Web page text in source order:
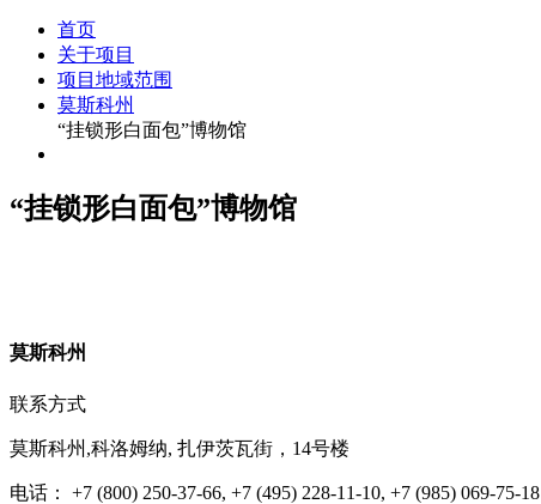
首页
关于项目
项目地域范围
莫斯科州
“挂锁形白面包”博物馆
“挂锁形白面包”博物馆
莫斯科州
联系方式
莫斯科州,科洛姆纳, 扎伊茨瓦街，14号楼
电话： +7 (800) 250-37-66, +7 (495) 228-11-10, +7 (985) 069-75-18